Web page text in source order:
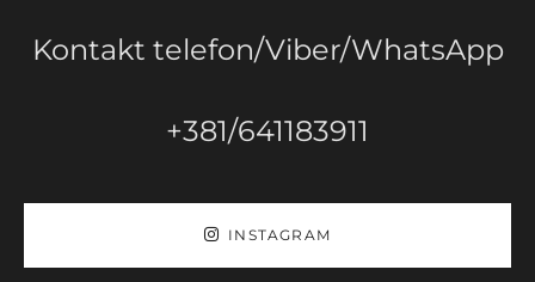
Kontakt telefon/Viber/WhatsApp
+381/641183911
INSTAGRAM